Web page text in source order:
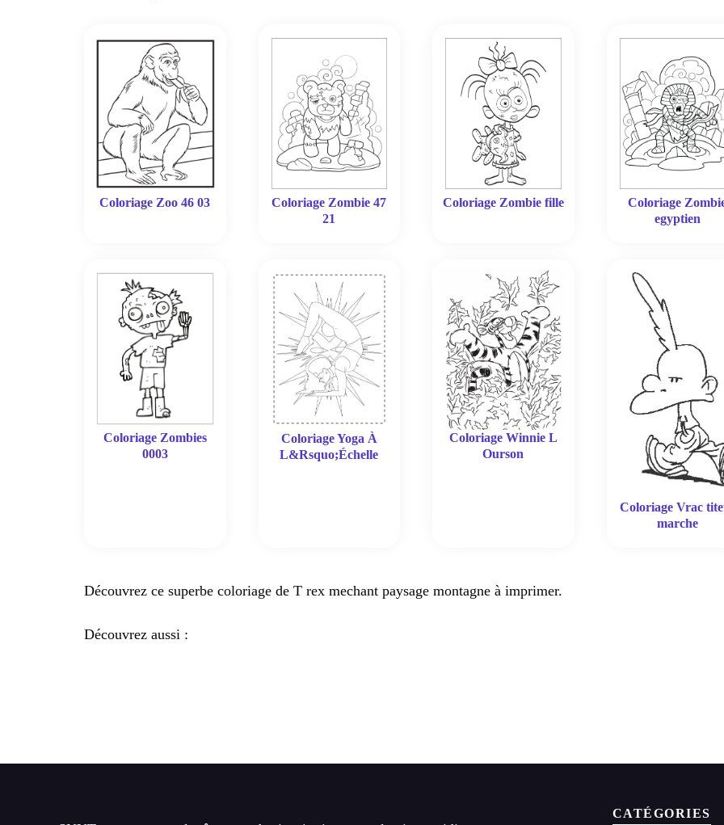
Coloriage Zoo 46 03
Coloriage Zombie 47
21
Coloriage Zombie fille
Coloriage
egyptien
Coloriage Zombies
0003
Coloriage Yoga À
L&Rsquo;Échelle
Coloriage Winnie L
Ourson
Coloriage Vrac
marche
Découvrez ce superbe coloriage de T rex mechant paysage montagne à imprimer.
Découvrez aussi :
CATÉGORIES